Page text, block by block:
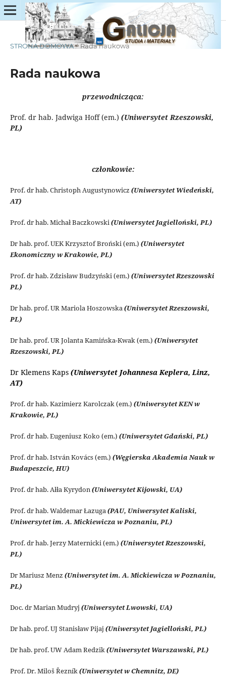
STRONA DOMOWA / Rada naukowa
Rada naukowa
przewodnicząca:
Prof. dr hab. Jadwiga Hoff (em.) (Uniwersytet Rzeszowski,
PL)
członkowie:
Prof. dr hab. Christoph Augustynowicz (Uniwersytet Wiedeński,
AT)
Prof. dr hab. Michał Baczkowski(Uniwersytet Jagielloński, PL)
Dr hab. prof. UEK Krzysztof Broński (em.) (Uniwersytet
Ekonomiczny w Krakowie, PL)
Prof. dr hab. Zdzisław Budzyński (em.) (Uniwersytet Rzeszowski
PL)
Dr hab. prof. UR Mariola Hoszowska(Uniwersytet Rzeszowski,
PL)
Dr hab. prof. UR Jolanta Kamińska-Kwak (em.) (Uniwersytet
Rzeszowski, PL)
Dr Klemens Kaps (Uniwersytet Johannesa Keplera, Linz,
AT)
Prof. dr hab. Kazimierz Karolczak (em.) (Uniwersytet KEN w
Krakowie, PL)
Prof. dr hab. Eugeniusz Koko (em.) (Uniwersytet Gdański, PL)
Prof. dr hab. István Kovács (em.) (Węgierska Akademia Nauk w
Budapeszcie, HU)
Prof. dr hab.Ałła Kyrydon(Uniwersytet Kijowski, UA)
Prof. dr hab.Waldemar Łazuga(PAU, Uniwersytet Kaliski,
Uniwersytet im. A. Mickiewicza w Poznaniu, PL)
Prof. dr hab. Jerzy Maternicki (em.) (Uniwersytet Rzeszowski,
PL)
Dr Mariusz Menz (Uniwersytet im. A. Mickiewicza w Poznaniu,
PL)
Doc. dr Marian Mudryj (Uniwersytet Lwowski, UA)
Dr hab. prof. UJ Stanisław Pijaj (Uniwersytet Jagielloński, PL)
Dr hab. prof. UW Adam Redzik(Uniwersytet Warszawski, PL)
Prof. Dr. Miloš Řezník(Uniwersytet w Chemnitz, DE)